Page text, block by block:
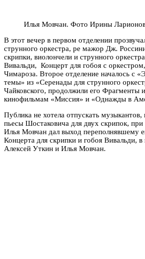
Илья Мовчан. Фото Ирины
В этот вечер в первом отделении
струнного оркестра, ре мажор Дж.
скрипки, виолончели и струнного
Вивальди, Концерт для гобоя с
Чимароза. Второе отделение началось с
темы» из «Серенады для струнного
Чайковского, продолжили его Фрагменты
кинофильмам «Миссия» и «Однажды в
Публика не хотела отпускать музыкантов,
пьесы Шостаковича для двух скрипок,
Илья Мовчан дал выход переполнявшему
Концерта для скрипки и гобоя Вивальди,
Алексей Уткин и Илья Мовчан.